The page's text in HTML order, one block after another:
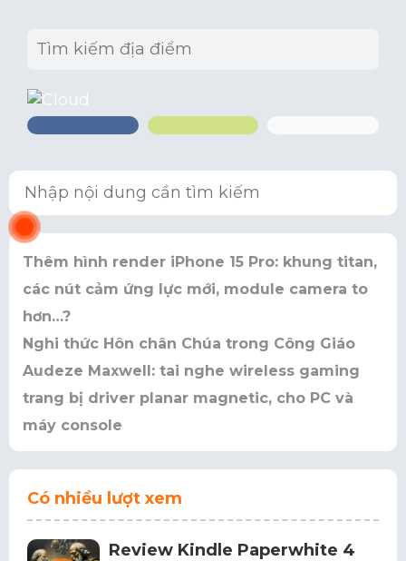
Thêm hình render iPhone 15 Pro: khung titan,
các nút cảm ứng lực mới, module camera to
hơn…?
Nghi thức Hôn chân Chúa trong Công Giáo
Audeze Maxwell: tai nghe wireless gaming
trang bị driver planar magnetic, cho PC và
máy console
Có nhiều lượt xem
Review Kindle Paperwhite 4